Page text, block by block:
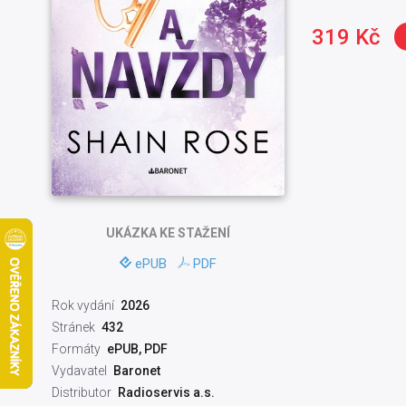
UKÁZKAKE STAŽENÍ
ePUB PDF
Rok vydání 2026
Stránek 432
Formáty ePUB, PDF
Vydavatel
Baronet
Distributor Radioservis a.s.
319 Kč